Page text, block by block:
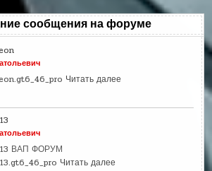
сообщения на форуме
Читать далее
ВАП ФОРУМ
Читать далее